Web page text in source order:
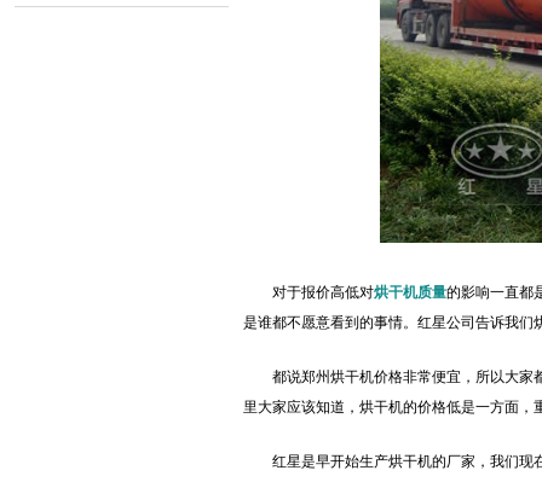
对于报价高低对烘干机质量的影响一直都
是谁都不愿意看到的事情。红星公司告诉我
都说郑州烘干机价格非常便宜，所以大
里大家应该知道，烘干机的价格低是一方面
红星是早开始生产烘干机的厂家，我们